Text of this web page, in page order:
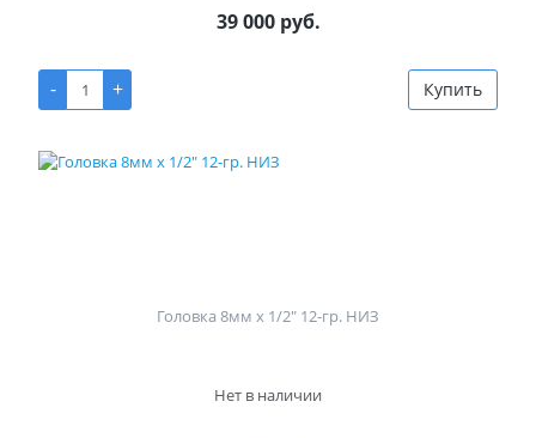
39 000 руб.
- + Купить
Головка 8мм х 1/2" 12-гр. НИЗ
Нет в наличии